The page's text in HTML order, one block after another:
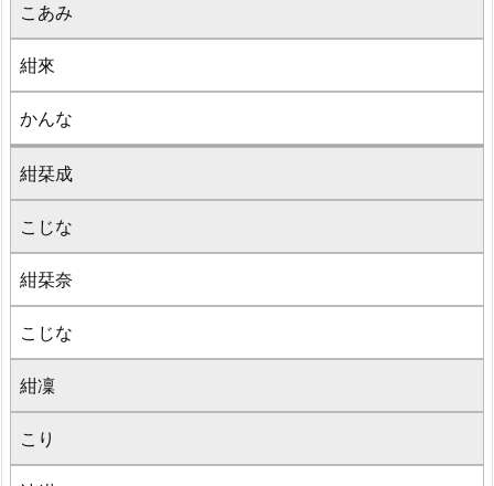
こあみ
紺來
かんな
紺栞成
こじな
紺栞奈
こじな
紺凜
こり